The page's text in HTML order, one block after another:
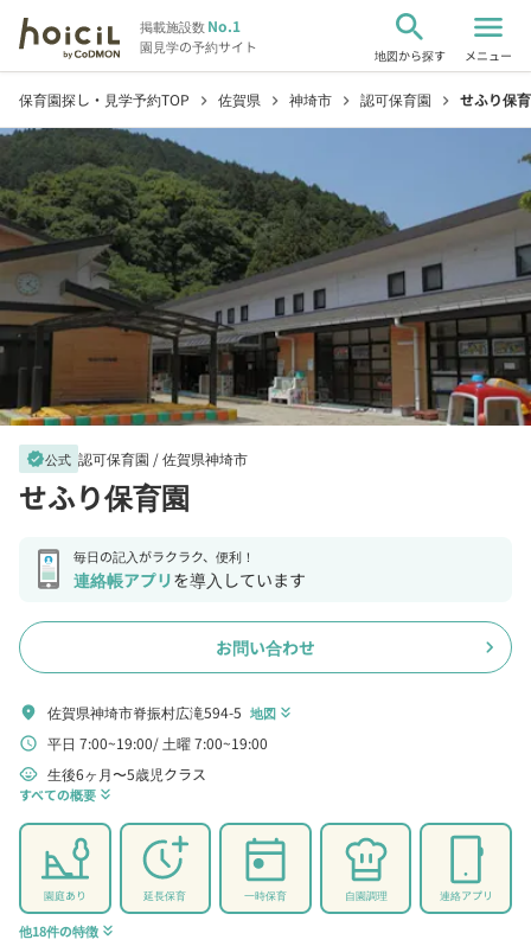
掲載施設数No.1
園見学の予約サイト
search
地図から探す
menu
メニュー
保育園探し・見学予約TOP chevron_right 佐賀県 chevron_right 神埼市 chevron_right 認可保育園 chevron_right せふり保
verified公式 認可保育園 /佐賀県神埼市
せふり保育園
毎日の記入がラクラク、便利！
連絡帳アプリを導入しています
お問い合わせ chevron_right
location_on 佐賀県神埼市脊振村広滝594-5 地図 keyboard_double_arrow_down
schedule 平日 7:00~19:00 土曜 7:00~19:00
child_care 生後6ヶ月〜5歳児クラス
すべての概要 keyboard_double_arrow_down
園庭あり 延長保育 一時保育 自園調理 連絡アプリ
他18件の特徴 keyboard_double_arrow_down